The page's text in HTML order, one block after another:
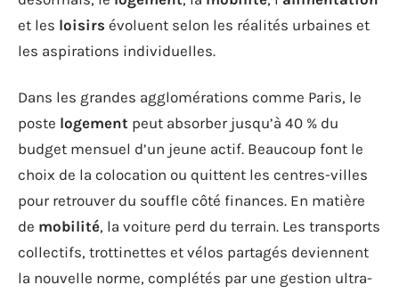
et les loisirs évoluent selon les réalités urbaines et
les aspirations individuelles.
Dans les grandes agglomérations comme Paris, le
poste logement peut absorber jusqu’à 40 % du
budget mensuel d’un jeune actif. Beaucoup font le
choix de la colocation ou quittent les centres-villes
pour retrouver du souffle côté finances. En matière
de mobilité, la voiture perd du terrain. Les transports
collectifs, trottinettes et vélos partagés deviennent
la nouvelle norme, complétés par une gestion ultra-